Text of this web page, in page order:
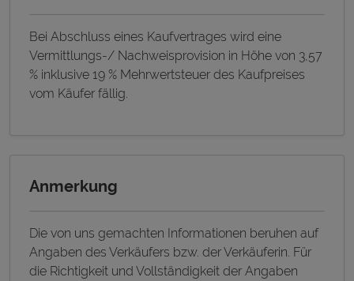
Bei Abschluss eines Kaufvertrages wird eine
Vermittlungs-/ Nachweisprovision in Höhe von 3,57
% inklusive 19 % Mehrwertsteuer des Kaufpreises
vom Käufer fällig.
Anmerkung
Die von uns gemachten Informationen beruhen auf
Angaben des Verkäufers bzw. der Verkäuferin. Für
die Richtigkeit und Vollständigkeit der Angaben